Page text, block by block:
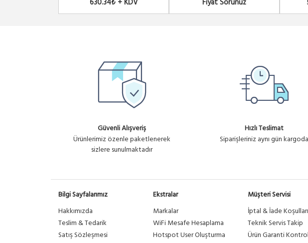
630.34₺ + KDV Fiyat Sorunuz
Güvenli Alışveriş
Ürünlerimiz özenle paketlenerek
sizlere sunulmaktadır
Hızlı Teslimat
Siparişleriniz aynı gün kargoda
Bilgi Sayfalarımız
Hakkımızda
Teslim & Tedarik
Satış Sözleşmesi
Ekstralar
Markalar
WiFi Mesafe Hesaplama
Hotspot User Oluşturma
Müşteri Servisi
İptal & İade Koşulları
Teknik Servis Takip
Ürün Garanti Kontrol